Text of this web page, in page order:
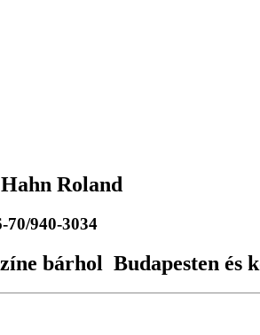
Roland
70/940-3034
bárhol Budapesten és